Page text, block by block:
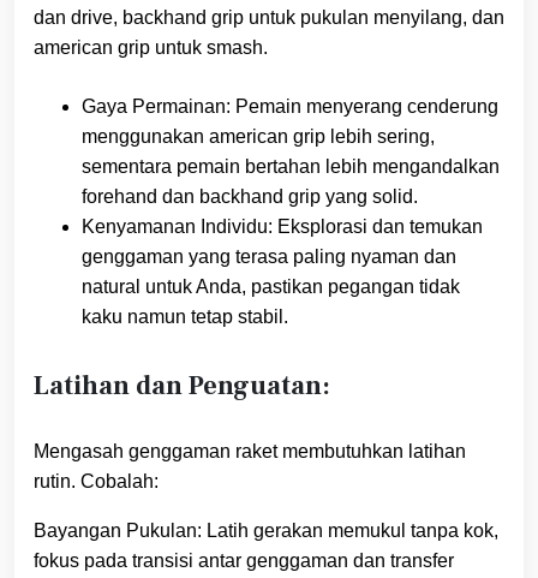
dan drive, backhand grip untuk pukulan menyilang, dan
american grip untuk smash.
Gaya Permainan: Pemain menyerang cenderung
menggunakan american grip lebih sering,
sementara pemain bertahan lebih mengandalkan
forehand dan backhand grip yang solid.
Kenyamanan Individu: Eksplorasi dan temukan
genggaman yang terasa paling nyaman dan
natural untuk Anda, pastikan pegangan tidak
kaku namun tetap stabil.
Latihan dan Penguatan:
Mengasah genggaman raket membutuhkan latihan
rutin. Cobalah:
Bayangan Pukulan: Latih gerakan memukul tanpa kok,
fokus pada transisi antar genggaman dan transfer